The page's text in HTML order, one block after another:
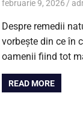
februarie 9, 2026
Despre remedii
vorbește din ce în
oamenii fiind tot
READ MORE